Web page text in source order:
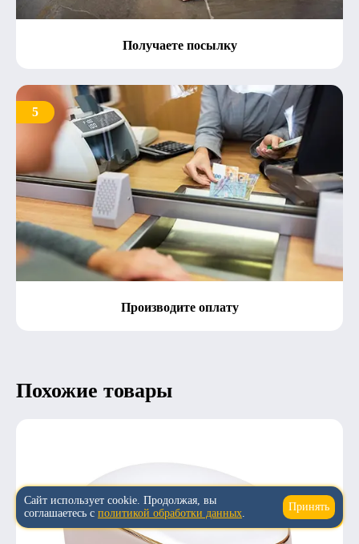
Получаете посылку
5
Производите оплату
Похожие товары
↑
Сайт использует cookie. Продолжая, вы
соглашаетесь с политикой обработки данных.
Принять